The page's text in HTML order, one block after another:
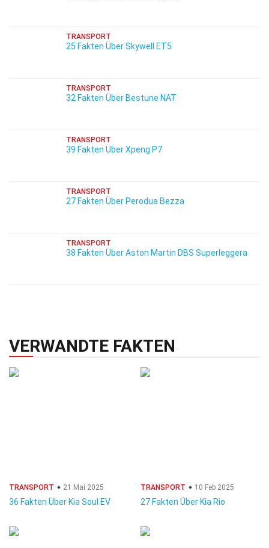
TRANSPORT
25 Fakten Über Skywell ET5
TRANSPORT
32 Fakten Über Bestune NAT
TRANSPORT
39 Fakten Über Xpeng P7
TRANSPORT
27 Fakten Über Perodua Bezza
TRANSPORT
38 Fakten Über Aston Martin DBS Superleggera
VERWANDTE FAKTEN
TRANSPORT 21 Mai 2025
36 Fakten Über Kia Soul EV
TRANSPORT 10 Feb 2025
27 Fakten Über Kia Rio